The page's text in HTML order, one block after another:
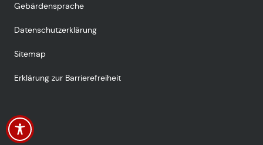
Gebärdensprache
Datenschutzerklärung
Sitemap
Erklärung zur Barrierefreiheit